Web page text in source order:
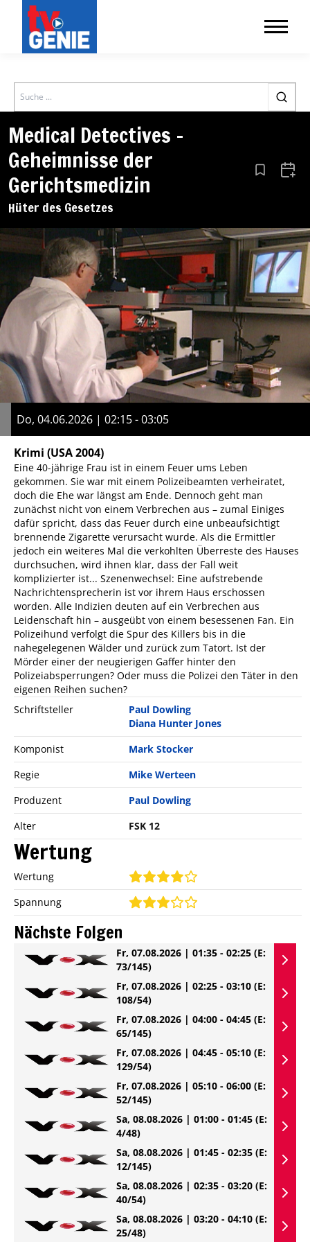
Search
Medical Detectives –
Geheimnisse der
Gerichtsmedizin
Hüter des Gesetzes
Aus den
Do, 04.06.2026 | 02:15 - 03:05
Krimi (USA 2004)
Eine 40-jährige Frau ist in einem Feuer ums Leben
gekommen. Sie war mit einem Polizeibeamten verheiratet,
doch die Ehe war längst am Ende. Dennoch geht man
zunächst nicht von einem Verbrechen aus – zumal Einiges
dafür spricht, dass das Feuer durch eine unbeaufsichtigt
brennende Zigarette verursacht wurde. Als die Ermittler
jedoch ein weiteres Mal die verkohlten Überreste des Hauses
durchsuchen, wird ihnen klar, dass der Fall weit
komplizierter ist... Szenenwechsel: Eine aufstrebende
Nachrichtensprecherin ist vor ihrem Haus erschossen
worden. Alle Indizien deuten auf ein Verbrechen aus
Leidenschaft hin – ausgeübt von einem besessenen Fan. Ein
Polizeihund verfolgt die Spur des Killers bis in die
nahegelegenen Wälder und zurück zum Tatort. Ist der
Mörder einer der neugierigen Gaffer hinter den
Polizeiabsperrungen? Oder muss die Polizei den Täter in den
eigenen Reihen suchen?
Schriftsteller
Paul Dowling
Diana Hunter Jones
Komponist
Mark Stocker
Regie
Mike Werteen
Produzent
Paul Dowling
Alter
FSK 12
Wertung
Wertung
Spannung
Nächste Folgen
Fr, 07.08.2026 | 01:35 - 02:25 (E:
73/145)
Fr, 07.08.2026 | 02:25 - 03:10 (E:
108/54)
Fr, 07.08.2026 | 04:00 - 04:45 (E:
65/145)
Fr, 07.08.2026 | 04:45 - 05:10 (E:
129/54)
Fr, 07.08.2026 | 05:10 - 06:00 (E:
52/145)
Sa, 08.08.2026 | 01:00 - 01:45 (E:
4/48)
Sa, 08.08.2026 | 01:45 - 02:35 (E:
12/145)
Sa, 08.08.2026 | 02:35 - 03:20 (E:
40/54)
Sa, 08.08.2026 | 03:20 - 04:10 (E:
25/48)